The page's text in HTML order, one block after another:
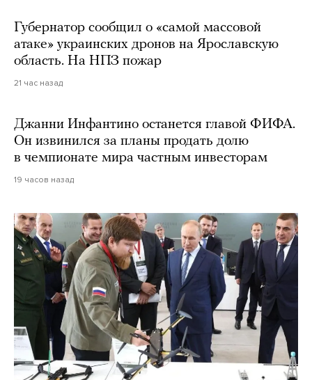
Губернатор сообщил о «самой массовой
атаке» украинских дронов на Ярославскую
область. На НПЗ пожар
21 час назад
Джанни Инфантино останется главой ФИФА.
Он извинился за планы продать долю
в чемпионате мира частным инвесторам
19 часов назад